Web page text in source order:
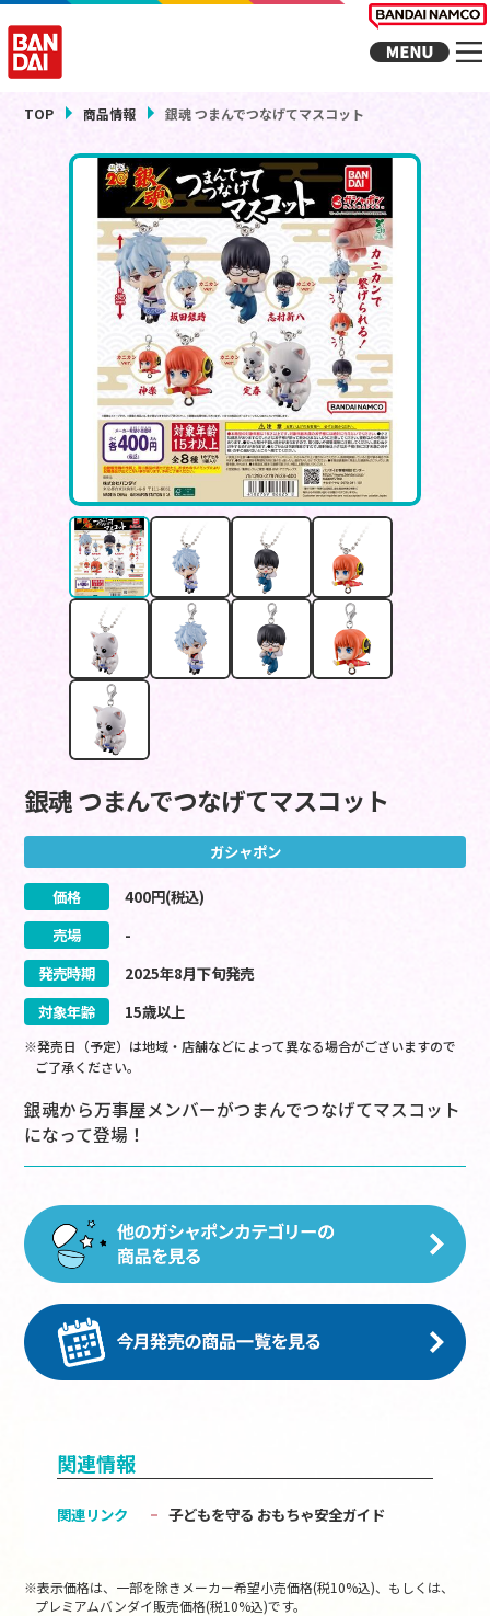
TOP 商品情報 銀魂 つまんでつなげてマスコット
銀魂 つまんでつなげてマスコット
ガシャポン
価格 400円(税込)
売場
-
発売時期
2025年8月下旬発売
対象年齢
15歳以上
※発売日（予定）は地域・店舗などによって異なる場合がございますので
ご了承ください。
銀魂から万事屋メンバーがつまんでつなげてマスコット
になって登場！
関連情報
関連リンク 子どもを守る おもちゃ安全ガイド
※表示価格は、一部を除きメーカー希望小売価格(税10%込)、もしくは、
プレミアムバンダイ販売価格(税10%込)です。